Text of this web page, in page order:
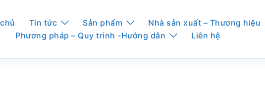
Tin tức Sản phẩm
Nhà sản xuất – Thương hiệu
Phương pháp – Quy trình -Hướng dẫn
Liên hệ